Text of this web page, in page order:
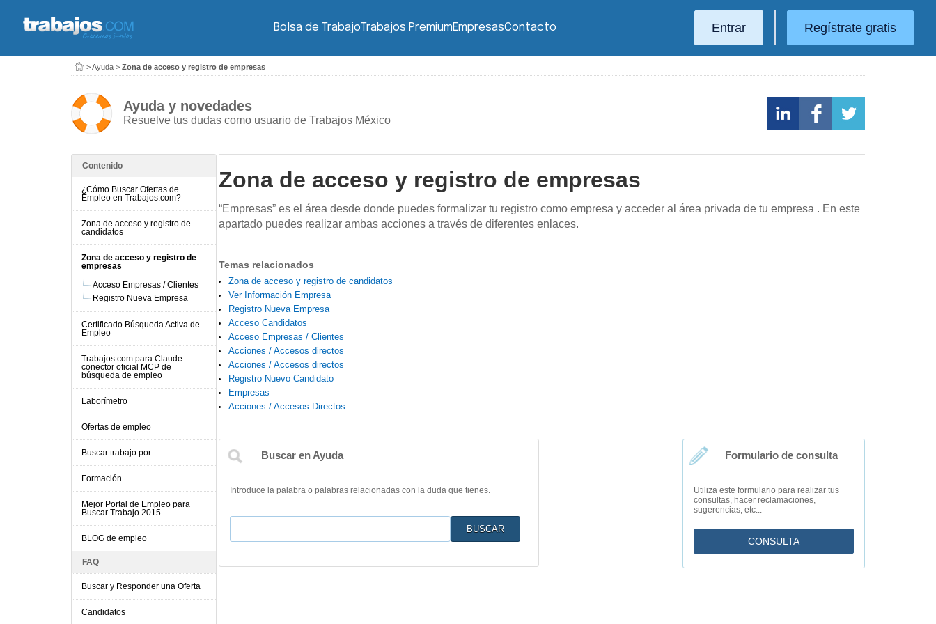
Bolsa de TrabajoTrabajos PremiumEmpresasContacto Entrar Regístrate gratis
>Ayuda > Zona de acceso y registro de empresas
Ayuda y novedades
Resuelve tus dudas como usuario de Trabajos México
Contenido
¿Cómo Buscar Ofertas de
Empleo en Trabajos.com?
Zona de acceso y registro de
candidatos
Zona de acceso y registro de
empresas
Acceso Empresas / Clientes
Registro Nueva Empresa
Certificado Búsqueda Activa de
Empleo
Trabajos.com para Claude:
conector oficial MCP de
búsqueda de empleo
Laborímetro
Ofertas de empleo
Buscar trabajo por...
Formación
Mejor Portal de Empleo para
Buscar Trabajo 2015
BLOG de empleo
FAQ
Buscar y Responder una Oferta
Candidatos
Zona de acceso y registro de empresas
“Empresas” es el área desde donde puedes formalizar tu registro como empresa y acceder al área privada de tu empresa . En este
apartado puedes realizar ambas acciones a través de diferentes enlaces.
Temas relacionados
Zona de acceso y registro de candidatos
Ver Información Empresa
Registro Nueva Empresa
Acceso Candidatos
Acceso Empresas / Clientes
Acciones / Accesos directos
Acciones / Accesos directos
Registro Nuevo Candidato
Empresas
Acciones / Accesos Directos
Buscar en Ayuda
Introduce la palabra o palabras relacionadas con la duda que tienes.
Buscar
Formulario de consulta
Utiliza este formulario para realizar tus
consultas, hacer reclamaciones,
sugerencias, etc...
CONSULTA